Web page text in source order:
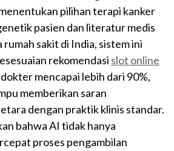
pilihan terapi kanker
pasien dan literatur medis
sakit di India, sistem ini
rekomendasi slot online
mencapai lebih dari 90%,
memberikan saran
dengan praktik klinis standar.
bahwa AI tidak hanya
proses pengambilan